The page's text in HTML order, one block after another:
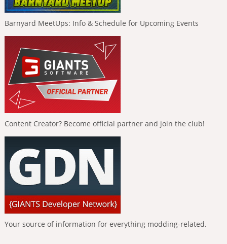
Barnyard MeetUps: Info & Schedule for Upcoming Events
Content Creator? Become official partner and join the club!
Your source of information for everything modding-related.